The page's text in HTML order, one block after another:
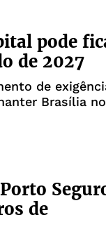
pode
de 2027
de
Brasília no
de